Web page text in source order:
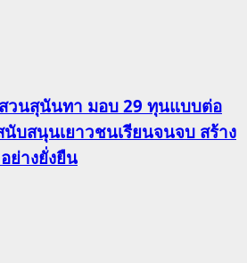
วนสุนันทา มอบ 29 ทุนแบบต่อ
บสนุนเยาวชนเรียนจนจบ สร้าง
ย่างยั่งยืน